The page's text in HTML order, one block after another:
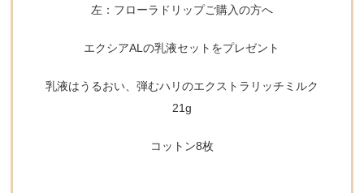
左：フローラドリップご購入の方へ
エクシアALの乳液セットをプレゼント
乳液はうるおい、弾むハリのエクストラリッチミルク
21g
コットン8枚